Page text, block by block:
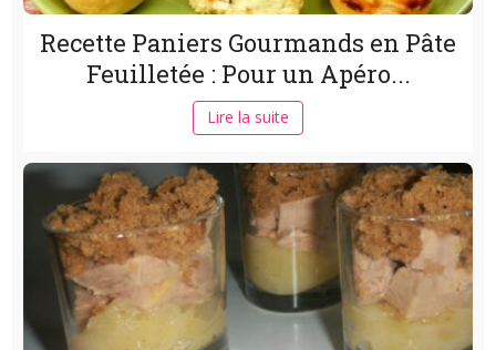
Recette Paniers Gourmands en Pâte
Feuilletée : Pour un Apéro...
Lire la suite